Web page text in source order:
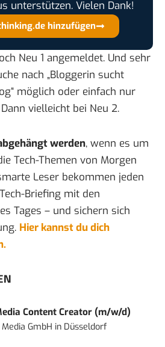
unterstützen. Vielen Dank!
hinzufügen
Neu 1 angemeldet. Und sehr
nach „Bloggerin sucht
möglich oder einfach nur
Dann vielleicht bei Neu 2.
werden, wenn es um
Tech-Themen von Morgen
Leser bekommen jeden
Briefing mit den
Tages – und sichern sich
Hier kannst du dich
Content Creator (m/w/d)
GmbH in Düsseldorf